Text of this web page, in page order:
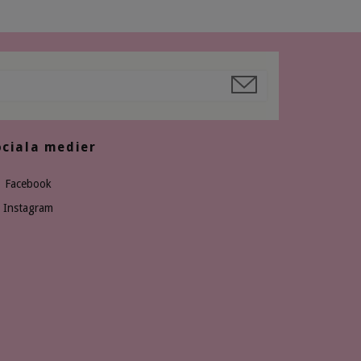
medier
Facebook
Instagram